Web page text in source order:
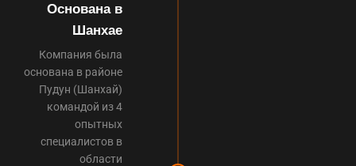
Основана в
Шанхае
Компания была
основана в районе
Пудун (Шанхай)
командой из 4
опытных
специалистов в
области